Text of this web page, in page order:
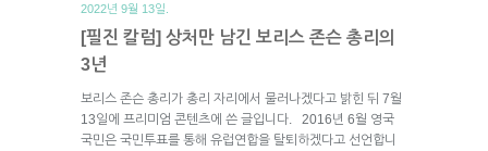
2022년 9월 13일.
[필진 칼럼] 상처만 남긴 보리스 존슨 총리의
3년
보리스 존슨 총리가 총리 자리에서 물러나겠다고 밝힌 뒤 7월
13일에 프리미엄 콘텐츠에 쓴 글입니다. 2016년 6월 영국
국민은 국민투표를 통해 유럽연합을 탈퇴하겠다고 선언합니